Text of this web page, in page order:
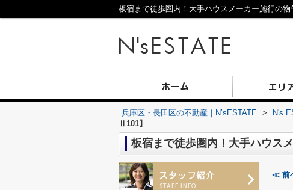
板宿まで徒歩圏内！大手ハウスメーカー施行の
兵庫区・長田区の不動産｜N’sESTATE > N's
Ⅱ101】
板宿まで徒歩圏内！大手ハウス
≪ 前